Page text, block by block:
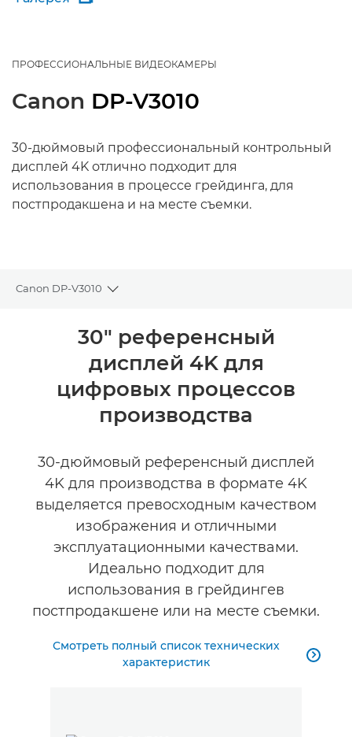
ПРОФЕССИОНАЛЬНЫЕ ВИДЕОКАМЕРЫ
Canon DP-V3010
30-дюймовый профессиональный контрольный
дисплей 4K отлично подходит для
использования в процессе грейдинга, для
постпродакшена и на месте съемки.
Canon DP-V3010
Toggle breadcrumbs
Общая информация
Технические характеристики
30" референсный
дисплей 4K для
цифровых процессов
производства
30-дюймовый референсный дисплей
4K для производства в формате 4K
выделяется превосходным качеством
изображения и отличными
эксплуатационными качествами.
Идеально подходит для
использования в грейдингев
постпродакшене или на месте съемки.
Смотреть полный список технических
характеристик
